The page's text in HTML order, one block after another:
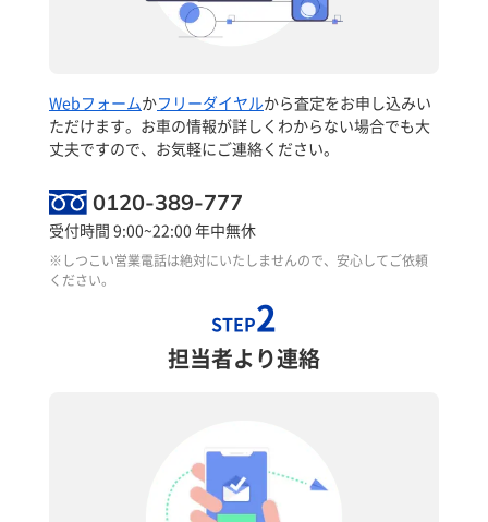
Webフォームかフリーダイヤルから査定をお申し込みい
ただけます。お車の情報が詳しくわからない場合でも大
丈夫ですので、お気軽にご連絡ください。
0120-389-777
受付時間 9:00~22:00 年中無休
※しつこい営業電話は絶対にいたしませんので、安心してご依頼
ください。
STEP2
担当者より連絡